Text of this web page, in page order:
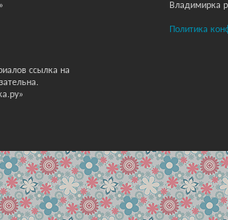
ссылка на
Владимирка
Политика